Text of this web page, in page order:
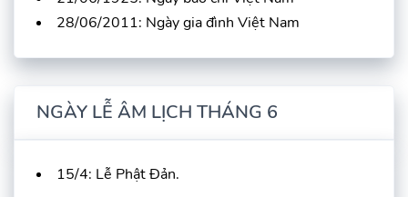
28/06/2011: Ngày gia đình Việt Nam
NGÀY LỄ ÂM LỊCH THÁNG 6
15/4: Lễ Phật Đản.